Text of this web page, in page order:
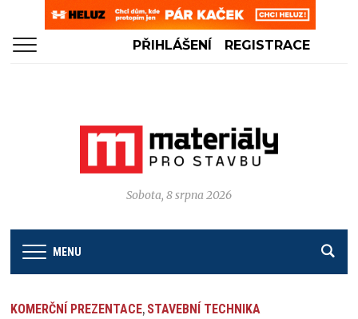
PŘIHLÁŠENÍ REGISTRACE
Sobota, 8 srpna 2026
MENU
KOMERČNÍ PREZENTACE, STAVEBNÍ TECHNIKA